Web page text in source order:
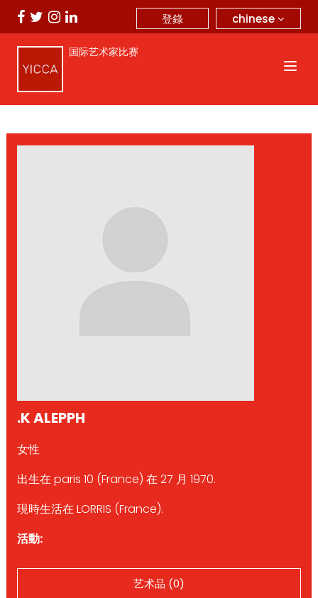
chinese
登錄
国际艺术家比赛
.K ALEPPH
女性
出生在 paris 10 (France) 在 27 月 1970.
現時生活在 LORRIS (France).
活動:
艺术品 (0)